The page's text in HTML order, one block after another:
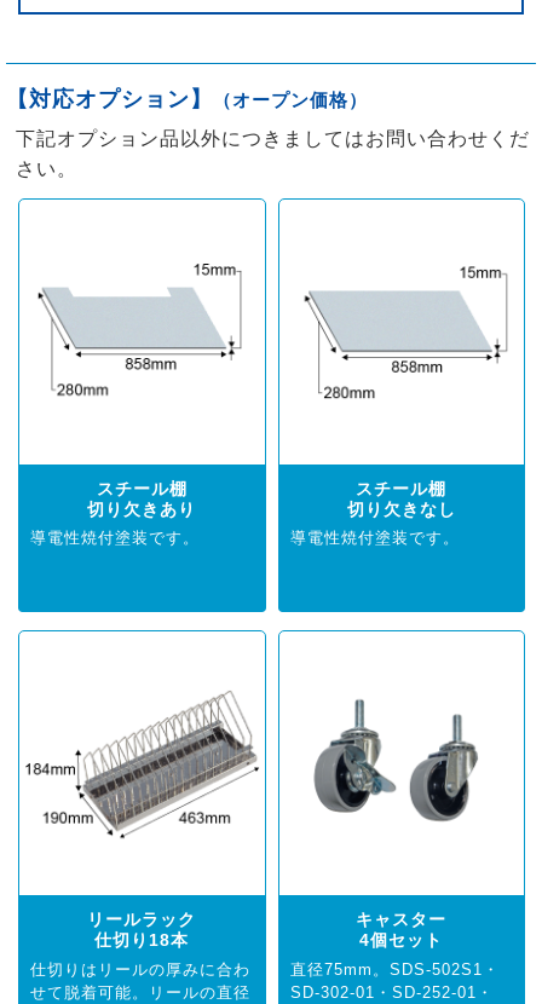
【対応オプション】
（オープン価格）
下記オプション品以外につきましてはお問い合わせくだ
さい。
スチール棚
切り欠きあり
導電性焼付塗装です。
スチール棚
切り欠きなし
導電性焼付塗装です。
リールラック
仕切り18本
仕切りはリールの厚みに合わ
せて脱着可能。リールの直径
キャスター
4個セット
直径75mm。 SDS-502S1 ・
SD-302-01 ・ SD-252-01 ・